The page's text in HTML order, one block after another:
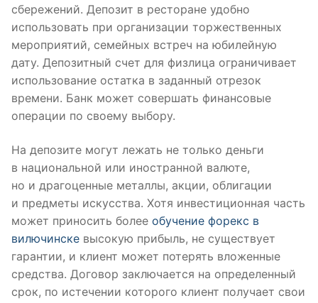
сбережений. Депозит в ресторане удобно
использовать при организации торжественных
мероприятий, семейных встреч на юбилейную
дату. Депозитный счет для физлица ограничивает
использование остатка в заданный отрезок
времени. Банк может совершать финансовые
операции по своему выбору.
На депозите могут лежать не только деньги
в национальной или иностранной валюте,
но и драгоценные металлы, акции, облигации
и предметы искусства. Хотя инвестиционная часть
может приносить более обучение форекс в
вилючинске высокую прибыль, не существует
гарантии, и клиент может потерять вложенные
средства. Договор заключается на определенный
срок, по истечении которого клиент получает свои